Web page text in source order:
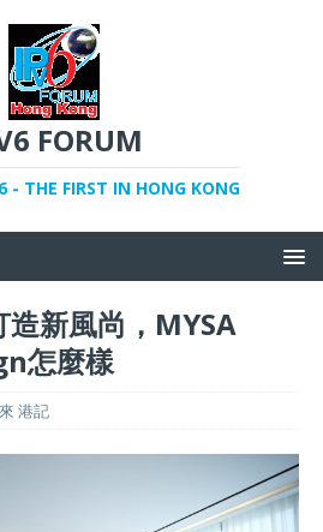
FORUM
- THE FIRST IN HONG KONG
新風尚，MYSA
怎麼樣
港記